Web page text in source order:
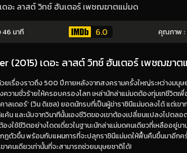
ดอะ ลาสต์ วิทช์ ฮันเตอร์ เพชฌฆาตแม่มด
46 นาที 6.0 คุณภาพ :
(2015) เดอะ ลาสต์ วิทช์ ฮันเตอร์ เพชฌฆาต
ยเรื่องราวถึง 500 ปีภายหลังจากสงครามครั้งใหญ่ระหว่างมนุษ
ามชั่วร้ายให้ครอบครองโลก เหล่านักล่าแม่มดต้องทุ่มเทชีวิตเ
ลเดอร์’ (วิน ดิเซล) ยอดนักรบที่เป็นผู้ฆ่าราชินีแม่มดลงได้ แต่เข
ค้น และนับจากวินาทีนั้นเองชีวิตของเขาต้องเปลี่ยนแปลงไปตลอ
งใช้ชีวิตอย่างโดดเดี่ยวในฐานะนักล่าแม่มดคนเดียวที่เหลืออยู่นา
ฏตัวขึ้น พร้อมกับแผนการที่จะปลุกราชินีแม่มดให้ฟื้นคืนขึ้นมาอีกค
คนเดียวเท่านั้นที่จะสามารถช่วยมนุษยชาติได้!